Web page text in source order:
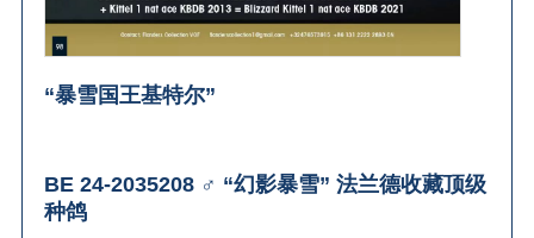
“暴雪国王基特尔”
BE 24-2035208 ♂ “幻影暴雪” 法兰德收藏顶级
种鸽